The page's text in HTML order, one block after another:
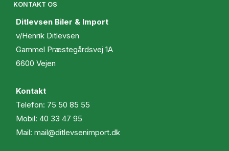
KONTAKT OS
Ditlevsen Biler & Import
v/Henrik Ditlevsen
Gammel Præstegårdsvej 1A
6600 Vejen
Kontakt
Telefon: 75 50 85 55
Mobil: 40 33 47 95
Mail: mail@ditlevsenimport.dk